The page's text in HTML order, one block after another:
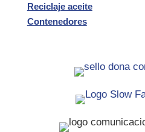
Reciclaje aceite
Contenedores